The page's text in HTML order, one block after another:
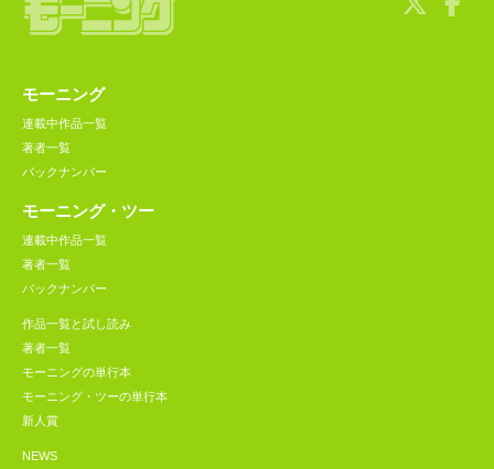
モーニング
連載中作品一覧
著者一覧
バックナンバー
モーニング・ツー
連載中作品一覧
著者一覧
バックナンバー
作品一覧と試し読み
著者一覧
モーニングの単行本
モーニング・ツーの単行本
新人賞
NEWS